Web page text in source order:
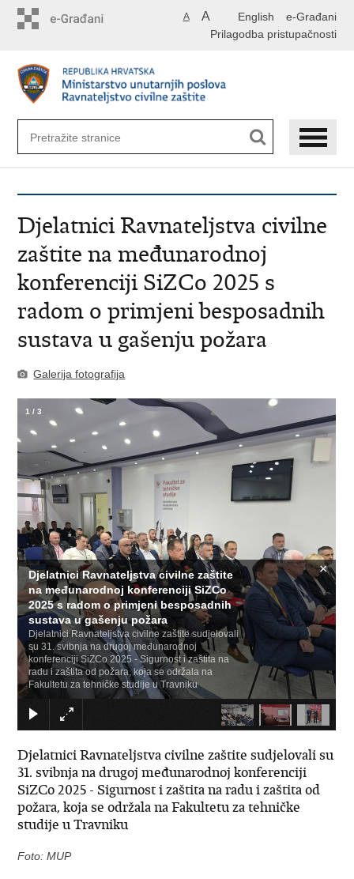
English e-Građani
A A
Prilagodba pristupačnosti
Djelatnici Ravnateljstva civilne
zaštite na međunarodnoj
konferenciji SiZCo 2025 s
radom o primjeni besposadnih
sustava u gašenju požara
Galerija fotografija
Djelatnici Ravnateljstva civilne zaštite
na međunarodnoj konferenciji SiZCo
2025 s radom o primjeni besposadnih
sustava u gašenju požara
Djelatnici Ravnateljstva civilne zaštite sudjelovali
su 31. svibnja na drugoj međunarodnoj
konferenciji SiZCo 2025 - Sigurnost i zaštita na
radu i zaštita od požara, koja se održala na
Fakultetu za tehničke studije u Travniku
×
1 /3
Djelatnici Ravnateljstva civilne zaštite sudjelovali su
31. svibnja na drugoj međunarodnoj konferenciji
SiZCo 2025 - Sigurnost i zaštita na radu i zaštita od
požara, koja se održala na Fakultetu za tehničke
studije u Travniku
Foto: MUP